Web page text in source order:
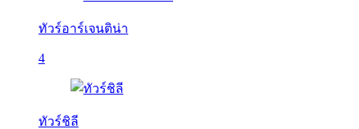
ทัวร์อาร์เจนติน่า
4
ทัวร์ชิลี